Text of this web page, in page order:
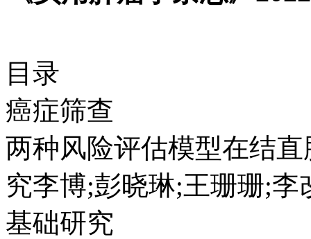
目录
癌症筛查
两种风险评估模型在结
究李博;彭晓琳;王珊珊;李
基础研究